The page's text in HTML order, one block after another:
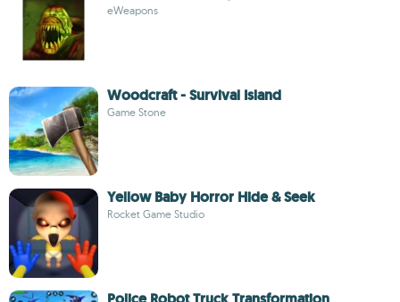
eWeapons
Woodcraft - Survival Island
Game Stone
Yellow Baby Horror Hide & Seek
Rocket Game Studio